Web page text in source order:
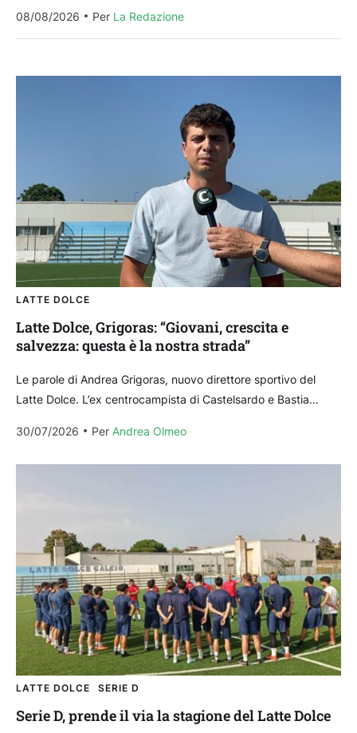
08/08/2026
Per La Redazione
LATTE DOLCE
Latte Dolce, Grigoras: “Giovani, crescita e
salvezza: questa è la nostra strada”
Le parole di Andrea Grigoras, nuovo direttore sportivo del
Latte Dolce. L’ex centrocampista di Castelsardo e Bastia
30/07/2026
Per Andrea Olmeo
LATTE DOLCE SERIE D
Serie D, prende il via la stagione del Latte Dolce